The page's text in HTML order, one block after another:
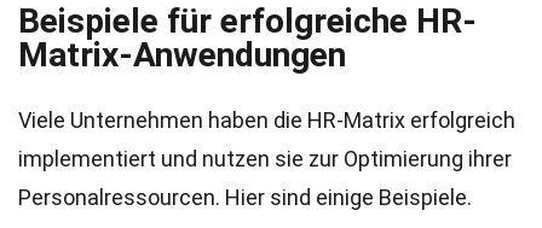
Beispiele für erfolgreiche HR-
Matrix-Anwendungen
Viele Unternehmen haben die HR-Matrix erfolgreich
implementiert und nutzen sie zur Optimierung ihrer
Personalressourcen. Hier sind einige Beispiele.